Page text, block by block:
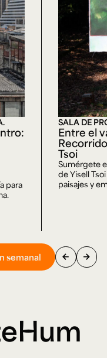
para
SALA DE
Entre el
Tsoi
Sumérgete
de Yisell
paisajes y
semanal arrow_back arrow_forward